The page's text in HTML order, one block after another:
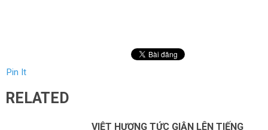
Pin It
RELATED
VΙỆТ НƯƠNG ТỨC GΙẬN LÊN ТΙẾNG